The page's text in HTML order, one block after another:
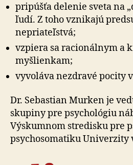
pripúšťa delenie sveta na
ľudí. Z toho vznikajú
nepriateľstvá;
vzpiera sa racionálnym a
myšlienkam;
vyvoláva nezdravé pocity
Dr. Sebastian Murken je
skupiny pre psychológiu
Výskumnom stredisku pre
psychosomatiku Univerzity